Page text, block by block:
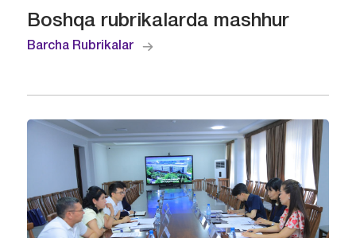
Boshqa rubrikalarda mashhur
Barcha Rubrikalar